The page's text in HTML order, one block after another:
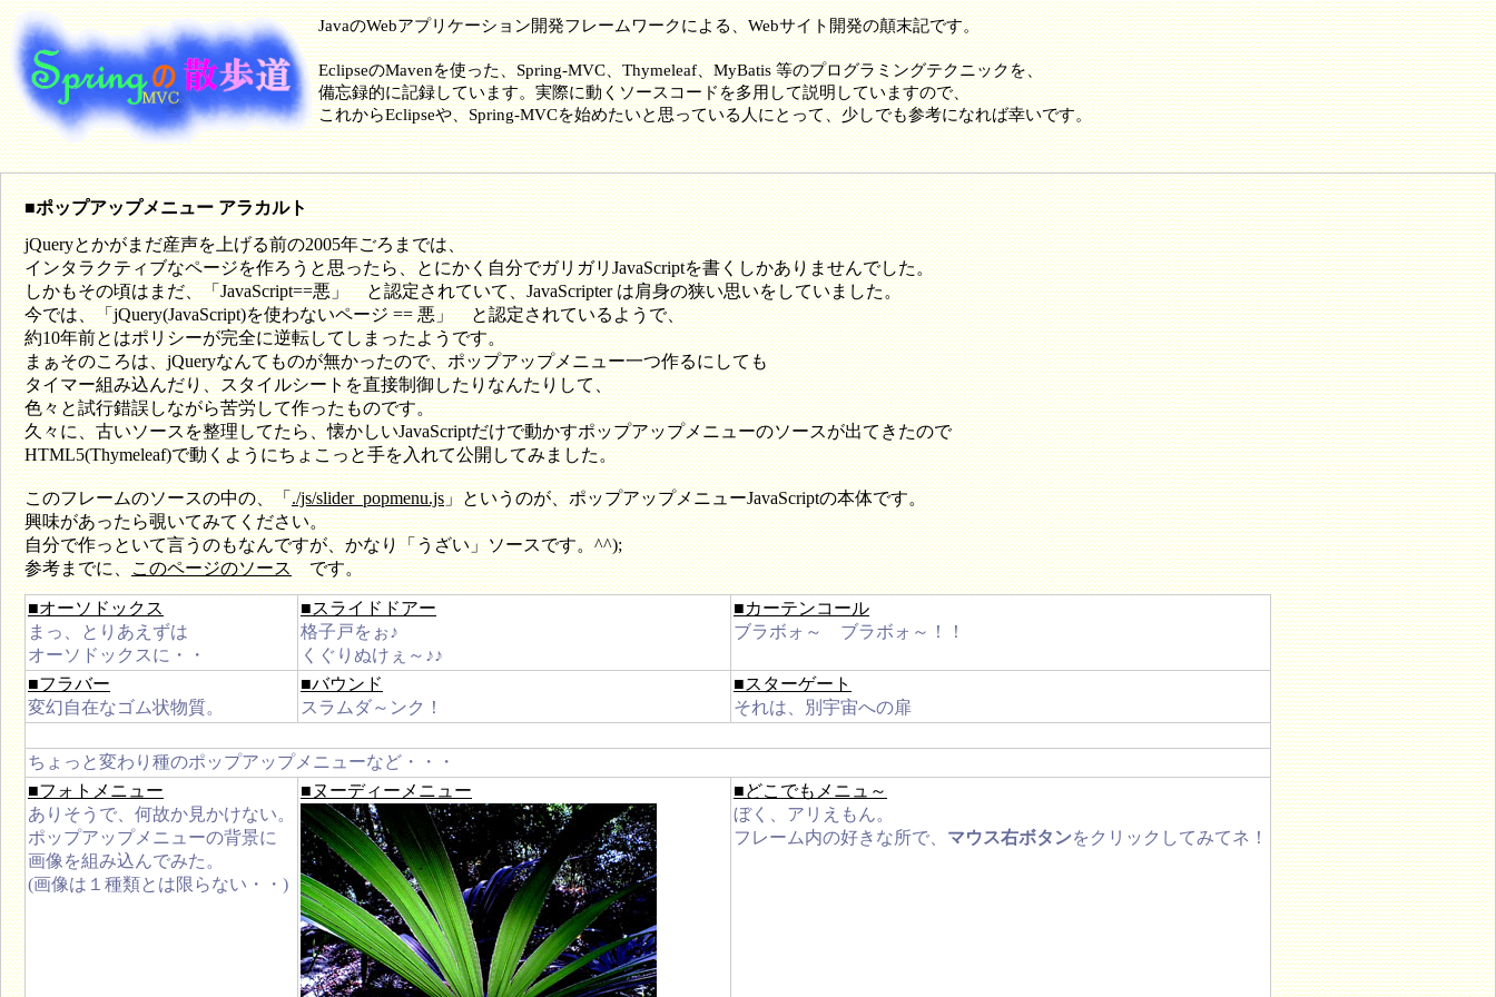
JavaのWebアプリケーション開発フレームワークによる、Webサイト開発の顛末記です。
EclipseのMavenを使った、Spring-MVC、Thymeleaf、MyBatis 等のプログラミングテクニックを、
備忘録的に記録しています。実際に動くソースコードを多用して説明していますので、
これからEclipseや、Spring-MVCを始めたいと思っている人にとって、少しでも参考になれば幸いです。
■ポップアップメニュー アラカルト
jQueryとかがまだ産声を上げる前の2005年ごろまでは、
インタラクティブなページを作ろうと思ったら、とにかく自分でガリガリJavaScriptを書くしかありませんでした。
しかもその頃はまだ、「JavaScript==悪」 と認定されていて、JavaScripter は肩身の狭い思いをしていました。
今では、「jQuery(JavaScript)を使わないページ == 悪」 と認定されているようで、
約10年前とはポリシーが完全に逆転してしまったようです。
まぁそのころは、jQueryなんてものが無かったので、ポップアップメニュー一つ作るにしても
タイマー組み込んだり、スタイルシートを直接制御したりなんたりして、
色々と試行錯誤しながら苦労して作ったものです。
久々に、古いソースを整理してたら、懐かしいJavaScriptだけで動かすポップアップメニューのソースが出てきたので
HTML5(Thymeleaf)で動くようにちょこっと手を入れて公開してみました。
このフレームのソースの中の、「./js/slider_popmenu.js」というのが、ポップアップメニューJavaScriptの本体です。
興味があったら覗いてみてください。
自分で作っといて言うのもなんですが、かなり「うざい」ソースです。^^);
参考までに、このページのソースです。
■オーソドックス
まっ、とりあえずは
オーソドックスに・・
■スライドドアー
格子戸をぉ♪
くぐりぬけぇ～♪♪
■カーテンコール
ブラボォ～ ブラボォ～！！
■フラバー
変幻自在なゴム状物質。
■バウンド
スラムダ～ンク！
■スターゲート
それは、別宇宙への扉
ちょっと変わり種のポップアップメニューなど・・・
■フォトメニュー
ありそうで、何故か見かけない。
ポップアップメニューの背景に
画像を組み込んでみた。
(画像は１種類とは限らない・・)
■ヌーディーメニュー
■どこでもメニュ～
ぼく、アリえもん。
フレーム内の好きな所で、 マウス右ボタンをクリックしてみてネ！